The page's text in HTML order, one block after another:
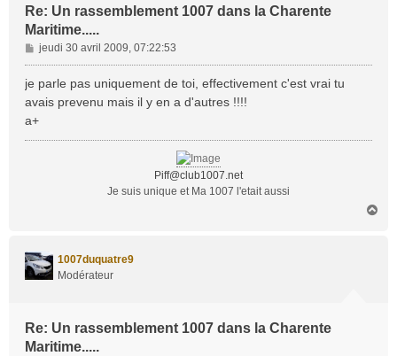
Re: Un rassemblement 1007 dans la Charente
Maritime.....
M
e
s
g
e
jeudi 30 avril 2009, 07:22:53
je parle pas uniquement de toi, effectivement c'est vrai tu
avais prevenu mais il y en a d'autres !!!!
a+
Piff@club1007.net
Je suis unique et Ma 1007 l'etait aussi
1007duquatre9
Modérateur
Re: Un rassemblement 1007 dans la Charente
Maritime.....